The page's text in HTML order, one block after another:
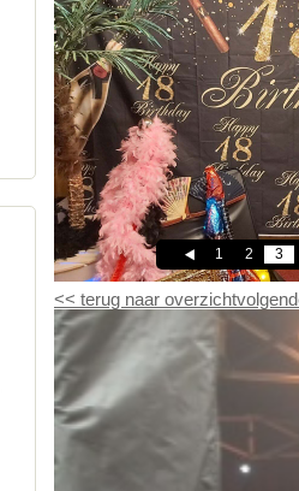
1 2 3
<< terug naar overzicht